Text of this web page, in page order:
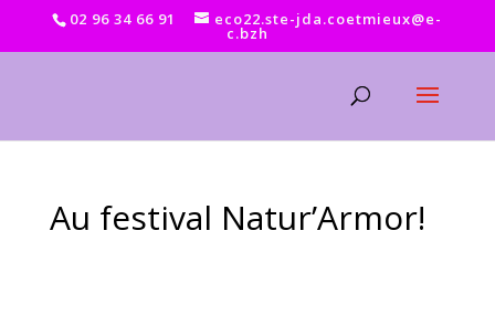
02 96 34 66 91 eco22.ste-jda.coetmieux@e-
c.bzh
Au festival Natur’Armor!